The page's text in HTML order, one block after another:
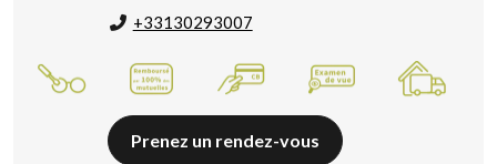
+33130293007
Prenez un rendez-vous